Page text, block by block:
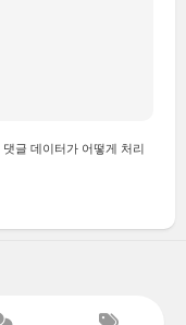
댓글 데이터가 어떻게 처리